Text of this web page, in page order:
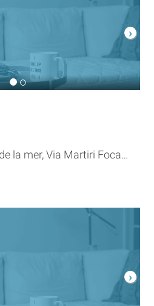
Á un jet de pierre de la mer, Via Martiri Focaccia 29